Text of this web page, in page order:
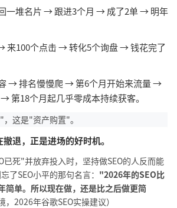
一堆名片 → 跟进3个月 → 成了2单 → 明年
来100个点击 → 转化5个询盘 → 钱花完了
→ 排名慢慢爬 → 第6个月开始来流量 →
第18个月起几乎零成本持续获客。
这是"资产购置"。
退，正是进场的好时机。
已死"并放弃投入时，坚持做SEO的人反而能
了SEO小平的那句名言： "2026年的SEO比
简单。所以现在做，还是比之后做更简
2026年谷歌SEO实操建议）